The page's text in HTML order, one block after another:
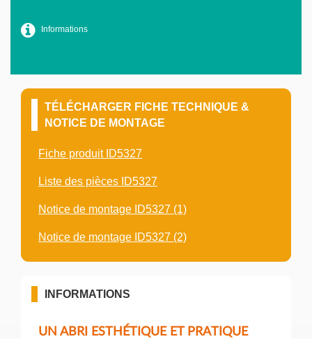
Informations
TÉLÉCHARGER FICHE TECHNIQUE &
NOTICE DE MONTAGE
Fiche produit ID5327
Liste des pièces ID5327
Notice de montage ID5327 (1)
Notice de montage ID5327 (2)
INFORMATIONS
UN ABRI ESTHÉTIQUE ET PRATIQUE